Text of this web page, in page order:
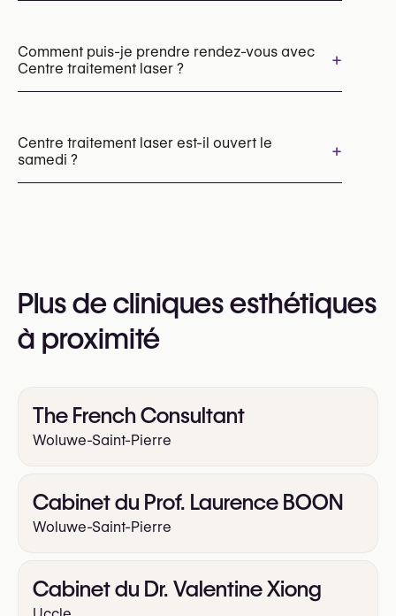
Peelings chimiques
Comment puis-je prendre rendez-vous avec
Centre traitement laser ?
+
téléphone au
+32 477 57 37 37
Vous pouvez également consulter leur site web
Centre traitement laser est-il ouvert le
samedi ?
+
Plus de cliniques esthétiques
à proximité
The French Consultant
Woluwe-Saint-Pierre
Cabinet du Prof. Laurence BOON
Woluwe-Saint-Pierre
Cabinet du Dr. Valentine Xiong